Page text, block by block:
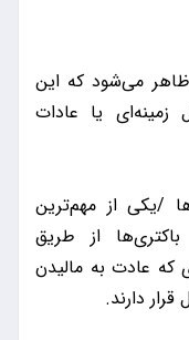
ظاهر می‌شود که این
یا عادات
/یکی از مهم‌ترین
باکتری‌ها از طریق
عادت به مالیدن
دارند.